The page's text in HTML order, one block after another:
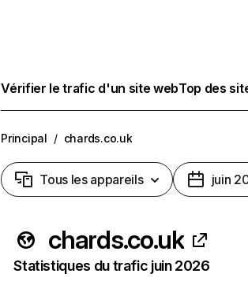
Vérifier le trafic d'un site webTop des
Principal / chards.co.uk
Tous les appareils juin
chards.co.uk
Statistiques du trafic juin 2026